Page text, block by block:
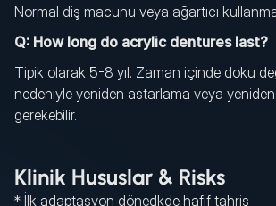
Normal diş macunu veya ağartıcı
Q: How long do acrylic dentures last?
Tipik olarak 5-8 yıl. Zaman içinde doku
nedeniyle yeniden astarlama veya
gerekebilir.
Klinik Hususlar & Risks
* İlk adaptasyon dönedkde hafif tahriş